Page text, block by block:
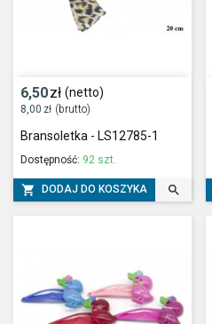
6,50zł (netto)
8,00 zł (brutto)
Bransoletka - LS12785-1
Dostępność: 92 szt.
 DODAJ DO KOSZYKA 